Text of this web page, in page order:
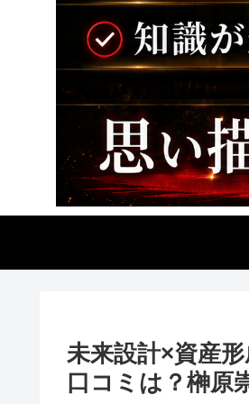
未来設計×資産
口コミは？榊原